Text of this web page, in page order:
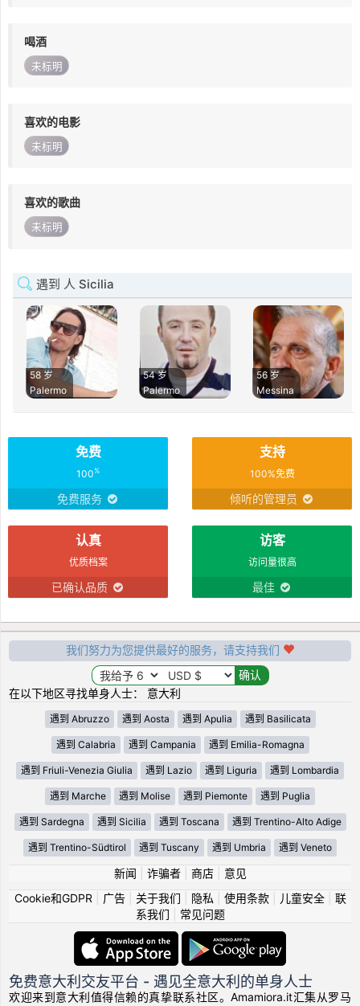
喝酒
未标明
喜欢的电影
未标明
喜欢的歌曲
未标明
遇到 人 Sicilia
58 岁
Palermo
54 岁
Palermo
56 岁
Messina
免费
100%
免费服务
支持
100%免费
倾听的管理员
认真
优质档案
已确认品质
访客
访问量很高
最佳
我们努力为您提供最好的服务，请支持我们
在以下地区寻找单身人士： 意大利
遇到 Abruzzo 遇到 Aosta 遇到 Apulia 遇到 Basilicata
遇到 Calabria 遇到 Campania 遇到 Emilia-Romagna
遇到 Friuli-Venezia Giulia 遇到 Lazio 遇到 Liguria 遇到 Lombardia
遇到 Marche 遇到 Molise 遇到 Piemonte 遇到 Puglia
遇到 Sardegna 遇到 Sicilia 遇到 Toscana 遇到 Trentino-Alto Adige
遇到 Trentino-Südtirol 遇到 Tuscany 遇到 Umbria 遇到 Veneto
新闻 诈骗者| 商店| 意见
Cookie和GDPR
广告| 关于我们 隐私 使用条款| 儿童安全| 联
系我们
常见问题
免费意大利交友平台 - 遇见全意大利的单身人士
欢迎来到意大利值得信赖的真挚联系社区。Amamiora.it汇集从罗马